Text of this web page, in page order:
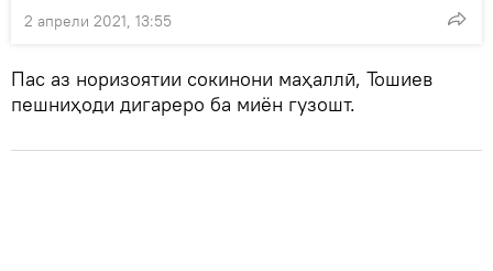
2 апрели 2021, 13:55
Пас аз норизоятии сокинони маҳаллӣ, Тошиев
пешниҳоди дигареро ба миён гузошт.